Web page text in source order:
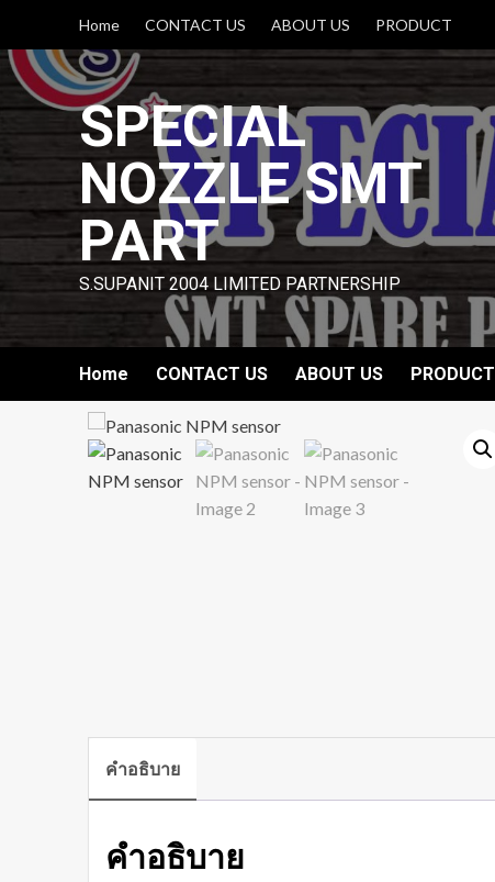
content
Home CONTACT US ABOUT US PRODUCT
SPECIAL
NOZZLE SMT
PART
S.SUPANIT 2004 LIMITED PARTNERSHIP
Home CONTACT US ABOUT US PRODUCT
คำอธิบาย
คำอธิบาย